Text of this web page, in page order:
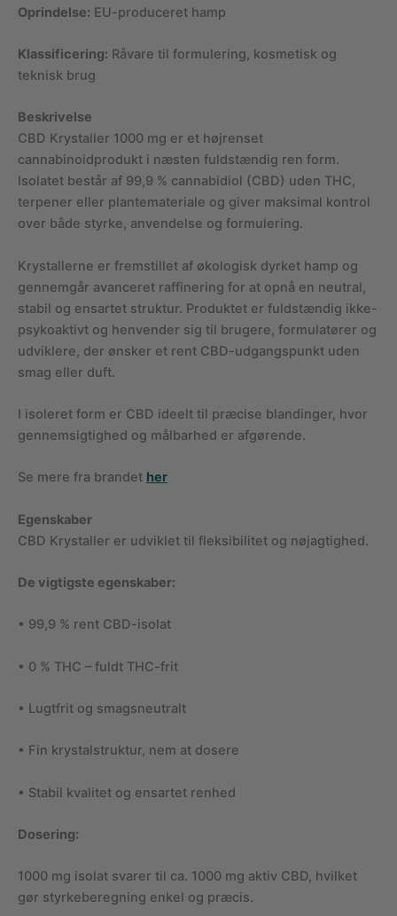
Oprindelse: EU-produceret hamp
Klassificering: Råvare til formulering, kosmetisk og
teknisk brug
Beskrivelse
CBD Krystaller 1000 mg er et højrenset
cannabinoidprodukt i næsten fuldstændig ren form.
Isolatet består af 99,9 % cannabidiol (CBD) uden THC,
terpener eller plantemateriale og giver maksimal kontrol
over både styrke, anvendelse og formulering.
Krystallerne er fremstillet af økologisk dyrket hamp og
gennemgår avanceret raffinering for at opnå en neutral,
stabil og ensartet struktur. Produktet er fuldstændig ikke-
psykoaktivt og henvender sig til brugere, formulatører og
udviklere, der ønsker et rent CBD-udgangspunkt uden
smag eller duft.
I isoleret form er CBD ideelt til præcise blandinger, hvor
gennemsigtighed og målbarhed er afgørende.
Se mere fra brandet her
Egenskaber
CBD Krystaller er udviklet til fleksibilitet og nøjagtighed.
De vigtigste egenskaber:
• 99,9 % rent CBD-isolat
• 0 % THC – fuldt THC-frit
• Lugtfrit og smagsneutralt
• Fin krystalstruktur, nem at dosere
• Stabil kvalitet og ensartet renhed
Dosering:
1000 mg isolat svarer til ca. 1000 mg aktiv CBD, hvilket
gør styrkeberegning enkel og præcis.